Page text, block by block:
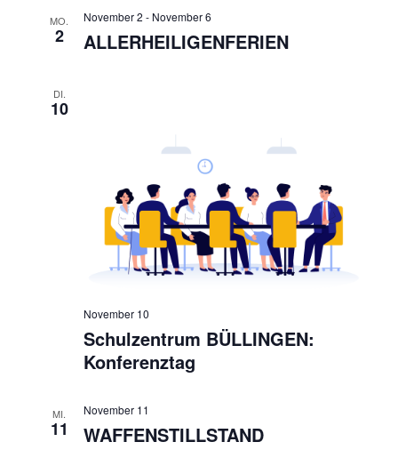
a
t
i
MO.
2
November 2 - November 6
ALLERHEILIGENFERIEN
DI.
10
November 10
Schulzentrum BÜLLINGEN:
Konferenztag
MI.
11
November 11
WAFFENSTILLSTAND